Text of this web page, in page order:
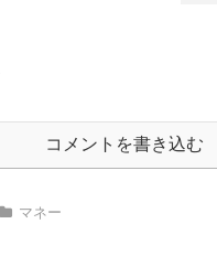
コメントを書き込む
マネー